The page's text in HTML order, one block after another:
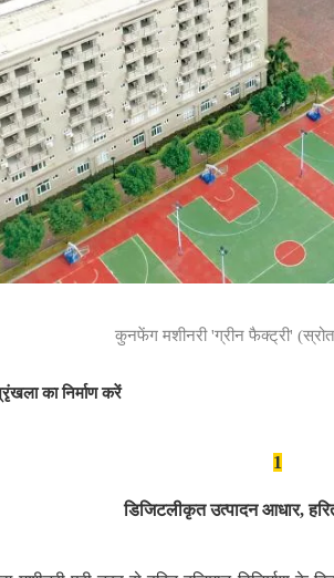
कुनफेंग मशीनरी 'ग्रीन फैक्ट्री'
का निर्माण करें
1
डिजिटलीकृत उत्पादन आधार, हरित